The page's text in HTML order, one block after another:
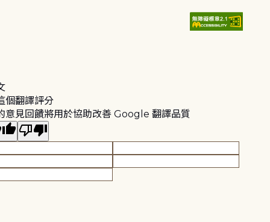
個翻譯評分
意見回饋將用於協助改善 Google 翻譯品質